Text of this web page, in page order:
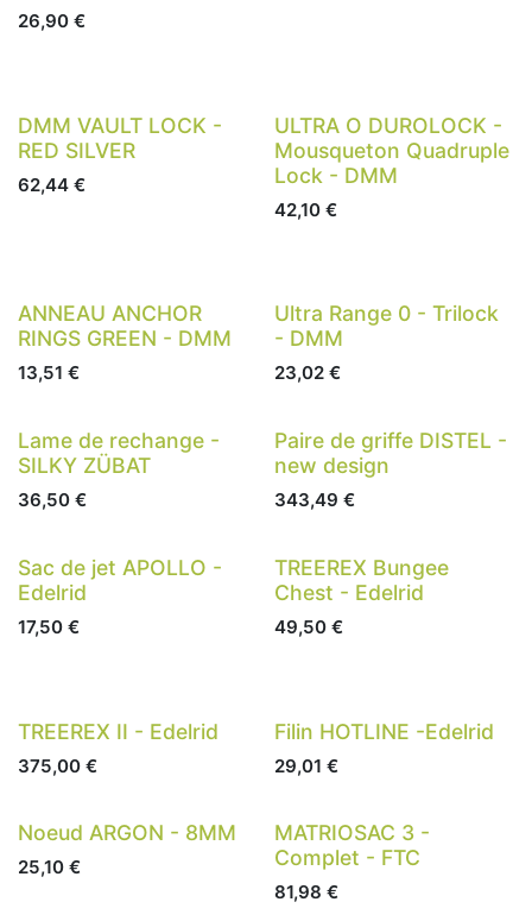
26,90 €
DMM VAULT LOCK -
RED SILVER
62,44 €
ULTRA O DUROLOCK -
Mousqueton Quadruple
Lock - DMM
42,10 €
ANNEAU ANCHOR
RINGS GREEN - DMM
13,51 €
Ultra Range 0 - Trilock
- DMM
23,02 €
Lame de rechange -
SILKY ZÜBAT
36,50 €
Paire de griffe DISTEL -
new design
343,49 €
Sac de jet APOLLO -
Edelrid
17,50 €
TREEREX Bungee
Chest - Edelrid
49,50 €
TREEREX II - Edelrid
375,00 €
Filin HOTLINE -Edelrid
29,01 €
Noeud ARGON - 8MM
25,10 €
MATRIOSAC 3 -
Complet - FTC
81,98 €